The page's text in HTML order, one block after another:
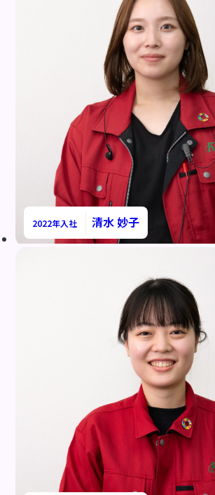
2022年入社 清水 妙子